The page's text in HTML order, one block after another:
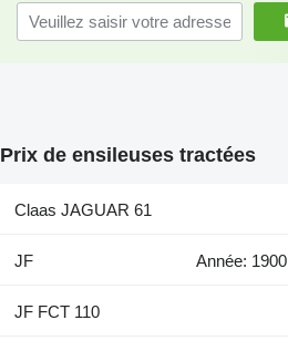
Prix de ensileuses tractées
Claas JAGUAR 61
JF Année: 1900
JF FCT 110